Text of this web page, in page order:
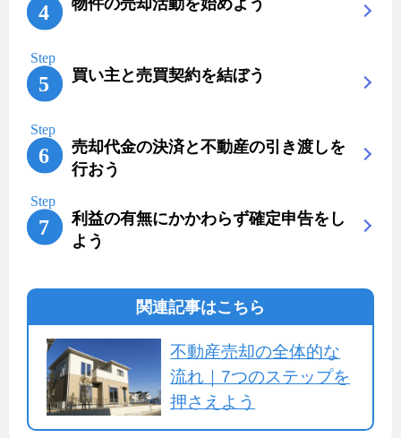
物件の売却活動を始めよう
買い主と売買契約を結ぼう
売却代金の決済と不動産の引き渡しを
行おう
利益の有無にかかわらず確定申告をし
よう
関連記事はこちら
不動産売却の全体的な
流れ｜7つのステップを
押さえよう